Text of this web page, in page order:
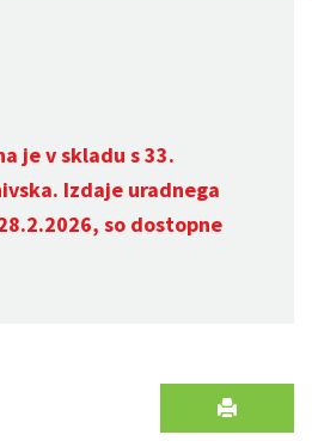
je v skladu s 33.
Izdaje uradnega
so dostopne